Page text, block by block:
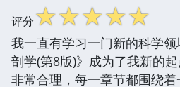
评分☆☆☆☆☆
我一直有学习一门新的科学
剖学(第8版)》成为了我新的
非常合理，每一章节都围绕着